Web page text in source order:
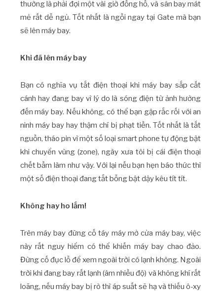
thường là phải đợi một vài giờ đồng hồ, và sân bay mát
mẻ rất dễ ngủ. Tốt nhất là ngồi ngay tại Gate mà bạn
sẽ lên máy bay.
Khi đã lên máy bay
Bạn có nghĩa vụ tắt điện thoại khi máy bay sắp cất
cánh hay đang bay vì lý do là sóng điện từ ảnh hưởng
đến máy bay. Nếu không, có thể bạn gặp rắc rối với an
ninh máy bay hay thậm chí bị phạt tiền. Tốt nhất là tắt
nguồn, tháo pin vì một số loại smart phone tự động bật
khi chuyển vùng (zone), ngày xưa tôi bị cái điện thoại
chết bầm làm như vậy. Với lại nếu bạn hẹn báo thức thì
một số điện thoại đang tắt bỗng bật dậy kêu tít tít.
Không hay ho lắm!
Trên máy bay đừng cố táy máy mở cửa máy bay, việc
này rất nguy hiểm có thể khiến máy bay chao đảo.
Đừng cố đục lỗ để xem ngoài trời có lạnh không. Ngoài
trời khi đang bay rất lạnh (âm nhiều độ) và không khí rất
loãng, nếu máy bay bị rò thì áp suất sẽ hạ và thiếu ô-xy